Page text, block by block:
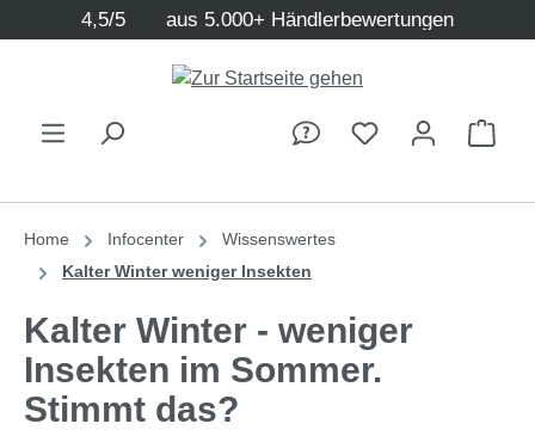
Zum Hauptinhalt springen
4,5/5 aus 5.000+ Händlerbewertungen
Home Infocenter
Wissenswertes
Kalter Winter weniger Insekten
Kalter Winter - weniger
Insekten im Sommer.
Stimmt das?